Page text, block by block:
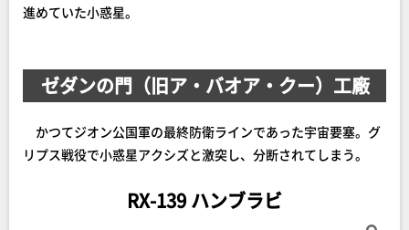
進めていた小惑星。
ゼダンの門（旧ア・バオア・クー）工廠
かつてジオン公国軍の最終防衛ラインであった宇宙要塞。グ
リプス戦役で小惑星アクシズと激突し、分断されてしまう。
RX-139 ハンブラビ